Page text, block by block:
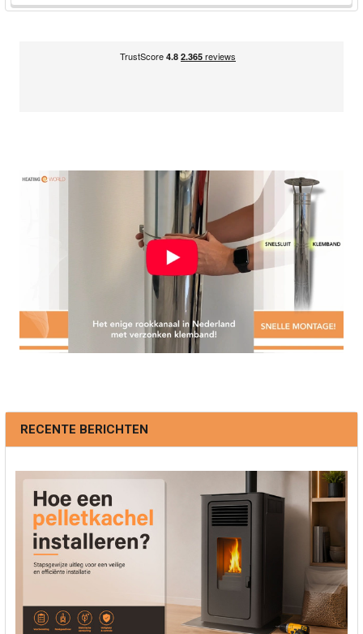
RECENTE BERICHTEN